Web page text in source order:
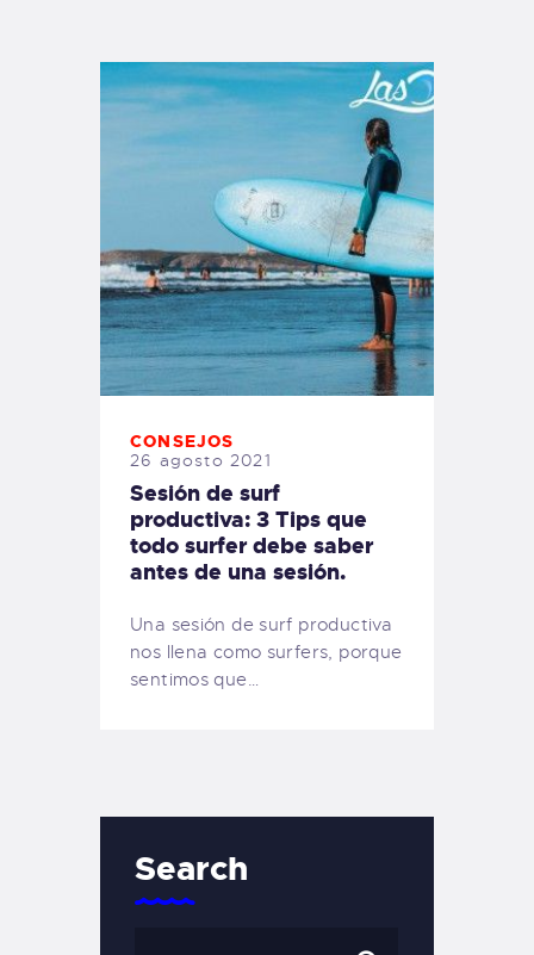
PEDIDOS
CONSEJOS
26 agosto 2021
Sesión de surf
productiva: 3 Tips que
todo surfer debe saber
antes de una sesión.
Una sesión de surf productiva
nos llena como surfers, porque
sentimos que…
Search